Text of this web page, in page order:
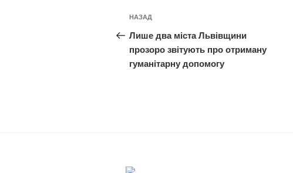
Навігація
записів
Попередній
запис:
НАЗАД
Лише два міста Львівщини
прозоро звітують про отриману
гуманітарну допомогу